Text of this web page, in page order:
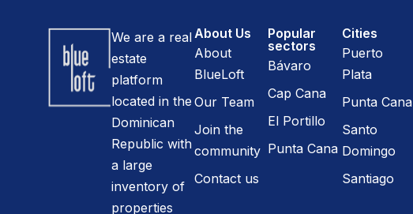
We are a real
estate
platform
located in the
Dominican
Republic with
a large
inventory of
properties
About Us
About
BlueLoft
Our Team
Join the
community
Contact us
Popular
sectors
Bávaro
Cap Cana
El Portillo
Punta Cana
Cities
Puerto
Plata
Punta Cana
Santo
Domingo
Santiago